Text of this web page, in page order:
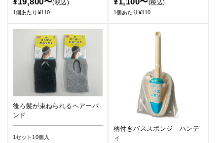
(税込)
1個あたり¥110
(税込)
1個あたり¥110
後ろ髪が束ねられるヘアーバ
ンド
1セット10個入
柄付きバススポンジ ハンデ
ィ